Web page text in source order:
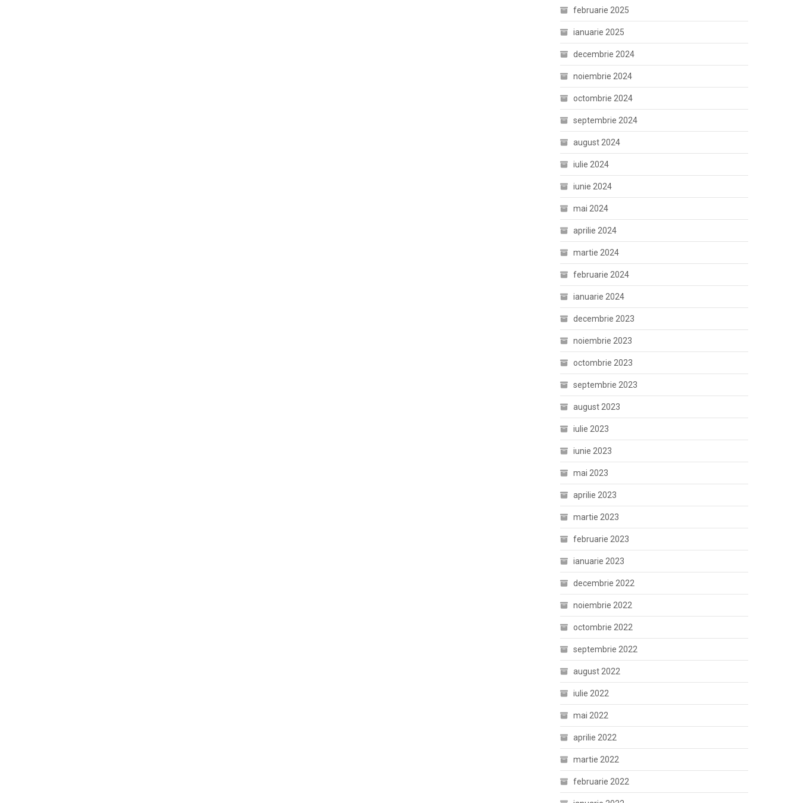
februarie 2025
ianuarie 2025
decembrie 2024
noiembrie 2024
octombrie 2024
septembrie 2024
august 2024
iulie 2024
iunie 2024
mai 2024
aprilie 2024
martie 2024
februarie 2024
ianuarie 2024
decembrie 2023
noiembrie 2023
octombrie 2023
septembrie 2023
august 2023
iulie 2023
iunie 2023
mai 2023
aprilie 2023
martie 2023
februarie 2023
ianuarie 2023
decembrie 2022
noiembrie 2022
octombrie 2022
septembrie 2022
august 2022
iulie 2022
mai 2022
aprilie 2022
martie 2022
februarie 2022